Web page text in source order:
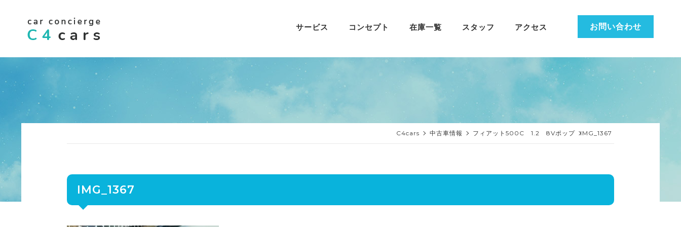
サービス コンセプト 在庫一覧 スタッフ アクセス お問い合わせ
C4cars 中古車情報 フィアット500C 1.2 8Vポップ IMG_1367
IMG_1367